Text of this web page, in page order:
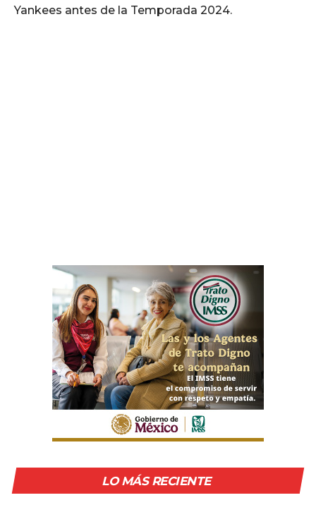
Yankees antes de la Temporada 2024.
LO MÁS RECIENTE